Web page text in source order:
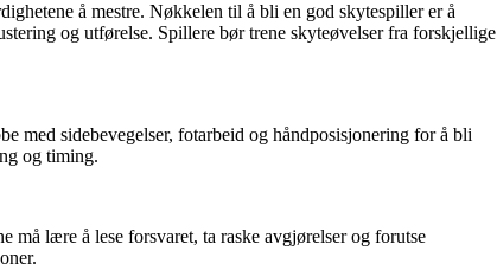
å mestre. Nøkkelen til å bli en god skytespiller er å
og utførelse. Spillere bør trene skyteøvelser fra forskjellige
med sidebevegelser, fotarbeid og håndposisjonering for å bli
og timing.
må lære å lese forsvaret, ta raske avgjørelser og forutse